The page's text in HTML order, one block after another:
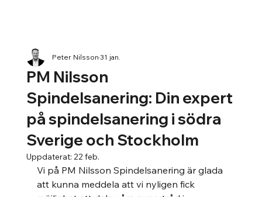
PM Nilsson
Spindelsanering: Din expert
på spindelsanering i södra
Sverige och Stockholm
Peter Nilsson31 jan.
Uppdaterat: 22 feb.
Vi på PM Nilsson Spindelsanering är glada
att kunna meddela att vi nyligen fick